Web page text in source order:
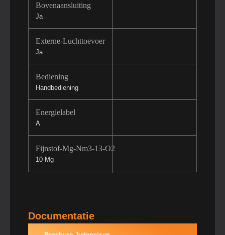
Bovenaansluiting
Ja
Externe-Luchttoevoer
Ja
Bediening
Handbediening
Energielabel
A
Fijnstof-Mg-Nm3-13-O2
10 Mg
Documentatie